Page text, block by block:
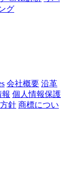
グ
会社概要 沿革
個人情報保護
針 商標につい